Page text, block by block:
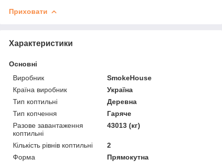
Приховати
Характеристики
Основні
Виробник
SmokeHouse
Країна виробник
Україна
Тип коптильні
Деревна
Тип копчення
Гаряче
Разове завантаження
коптильні
43013 (кг)
Кількість рівнів коптильні
2
Форма
Прямокутна